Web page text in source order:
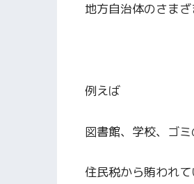
地方自治体のさまざ
例えば
図書館、学校、ゴ
住民税から賄われて